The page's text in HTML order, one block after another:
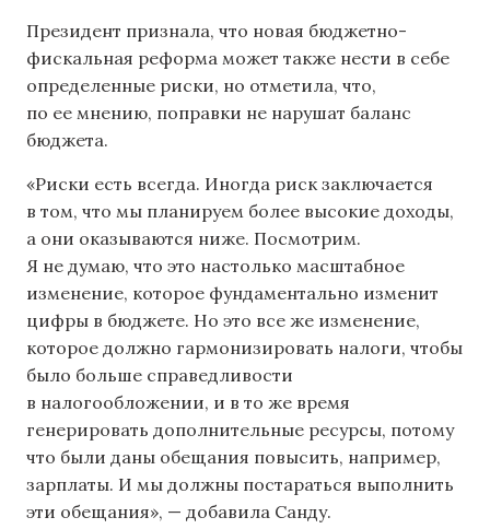
Президент признала, что новая бюджетно-
фискальная реформа может также нести в себе
определенные риски, но отметила, что,
по ее мнению, поправки не нарушат баланс
бюджета.
«Риски есть всегда. Иногда риск заключается
в том, что мы планируем более высокие доходы,
а они оказываются ниже. Посмотрим.
Я не думаю, что это настолько масштабное
изменение, которое фундаментально изменит
цифры в бюджете. Но это все же изменение,
которое должно гармонизировать налоги, чтобы
было больше справедливости
в налогообложении, и в то же время
генерировать дополнительные ресурсы, потому
что были даны обещания повысить, например,
зарплаты. И мы должны постараться выполнить
эти обещания», — добавила Санду.